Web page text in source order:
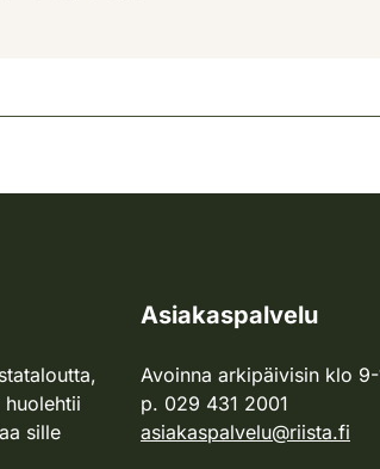
sille
Asiakaspalvelu
Avoinna arkipäivisin klo 9-
p. 029 431 2001
asiakaspalvelu@riista.fi